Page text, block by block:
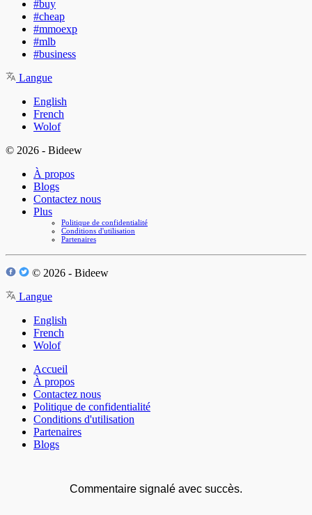
#buy
#cheap
#mmoexp
#mlb
#business
Langue
English
French
Wolof
© 2026 - Bideew
À propos
Blogs
Contactez nous
Plus
Politique de confidentialité
Conditions d'utilisation
Partenaires
© 2026 - Bideew
Langue
English
French
Wolof
Accueil
À propos
Contactez nous
Politique de confidentialité
Conditions d'utilisation
Partenaires
Blogs
Commentaire signalé avec succès.